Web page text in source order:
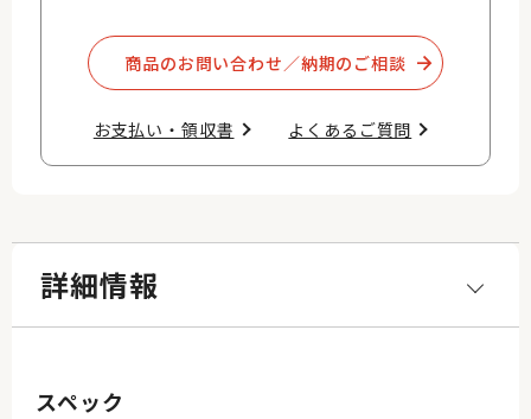
商品のお問い合わせ／納期のご相談​
お支払い・領収書​ よくあるご質問​
詳細情報
スペック